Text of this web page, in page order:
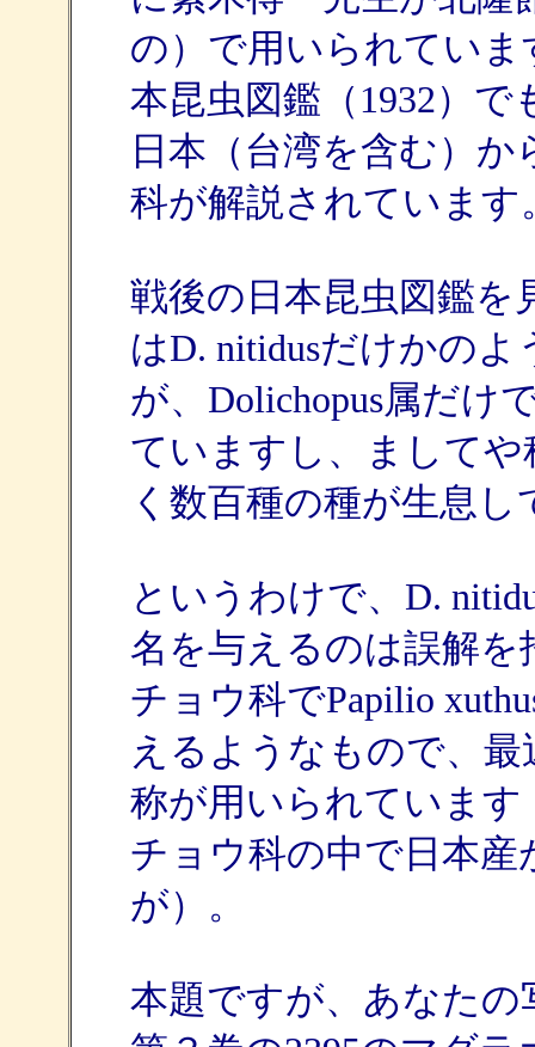
の）で用いられてい
本昆虫図鑑（1932）
日本（台湾を含む）
科が解説されています
戦後の日本昆虫図鑑
はD. nitidusだけかの
が、Dolichopus属だけ
ていますし、まして
く数百種の種が生息
というわけで、D.
名を与えるのは誤解
チョウ科でPapilio
えるようなもので、
称が用いられていま
チョウ科の中で日本
が）。
本題ですが、あなたの